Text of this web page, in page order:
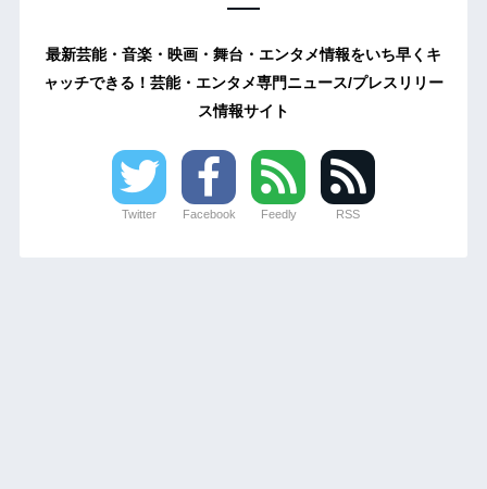
最新芸能・音楽・映画・舞台・エンタメ情報をいち早くキ
ャッチできる！芸能・エンタメ専門ニュース/プレスリリー
ス情報サイト
Twitter Facebook Feedly RSS